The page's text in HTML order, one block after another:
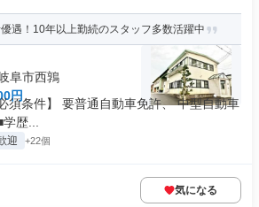
遇！10年以上勤続のスタッフ多数活躍中
阜市西鶉
円
須条件】 要普通自動車免許、 中型自動車
歴...
迎 +22個
気になる